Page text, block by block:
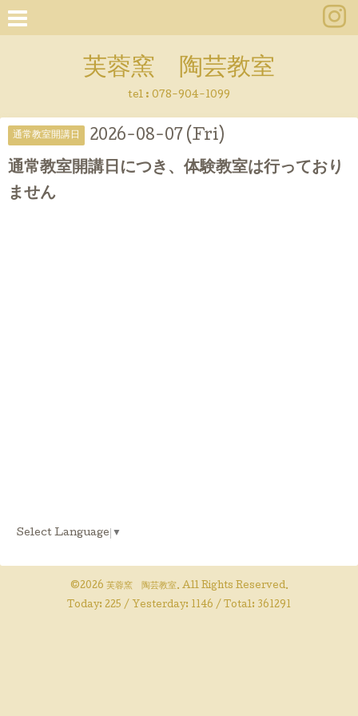
芙蓉窯 陶芸教室
tel : 078-904-1099
通常教室開講日 2026-08-07 (Fri)
通常教室開講日につき、体験教室は行っており
ません
Select Language ▼
©2026 芙蓉窯 陶芸教室. All Rights Reserved.
Today: 225 / Yesterday: 1146 / Total: 361291